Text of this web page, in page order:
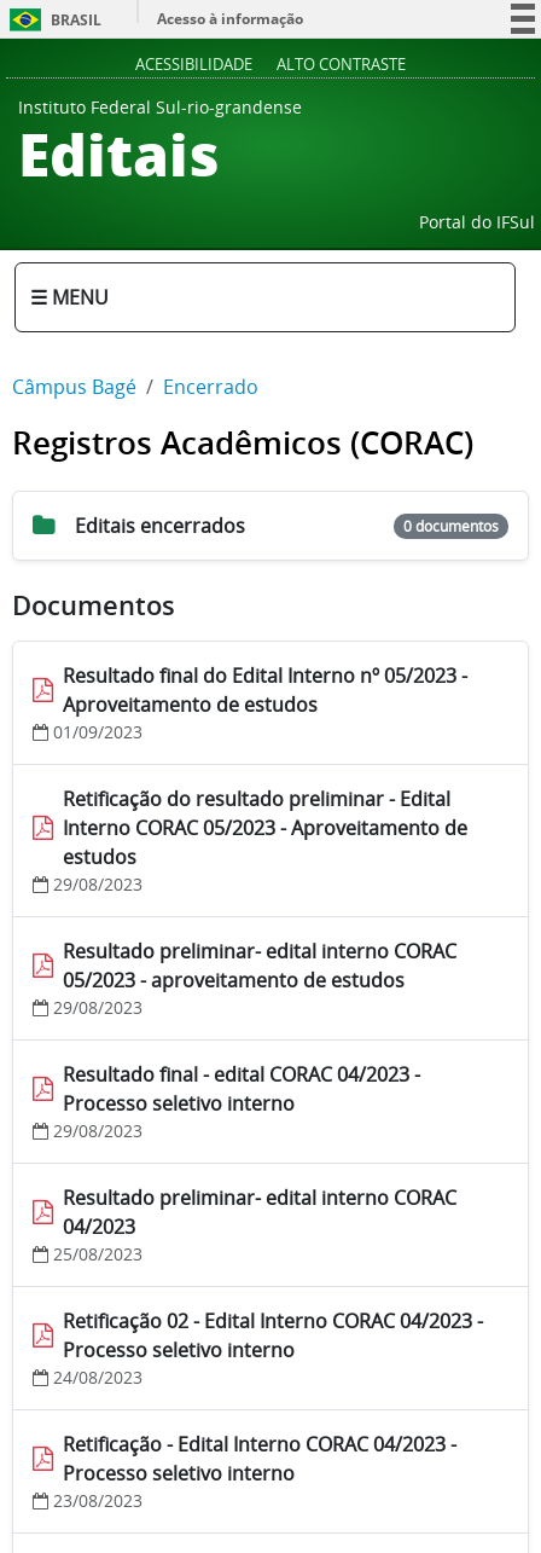
BRASIL
Acesso à informação
ACESSIBILIDADE ALTO CONTRASTE
Instituto Federal Sul-rio-grandense
Editais
Portal do IFSul
☰ MENU
Câmpus Bagé Encerrado
Registros Acadêmicos (CORAC)
Editais encerrados 0 documentos
Documentos
Resultado final do Edital Interno nº 05/2023 -
Aproveitamento de estudos
01/09/2023
Retificação do resultado preliminar - Edital
Interno CORAC 05/2023 - Aproveitamento de
estudos
29/08/2023
Resultado preliminar- edital interno CORAC
05/2023 - aproveitamento de estudos
29/08/2023
Resultado final - edital CORAC 04/2023 -
Processo seletivo interno
29/08/2023
Resultado preliminar- edital interno CORAC
04/2023
25/08/2023
Retificação 02 - Edital Interno CORAC 04/2023 -
Processo seletivo interno
24/08/2023
Retificação - Edital Interno CORAC 04/2023 -
Processo seletivo interno
23/08/2023